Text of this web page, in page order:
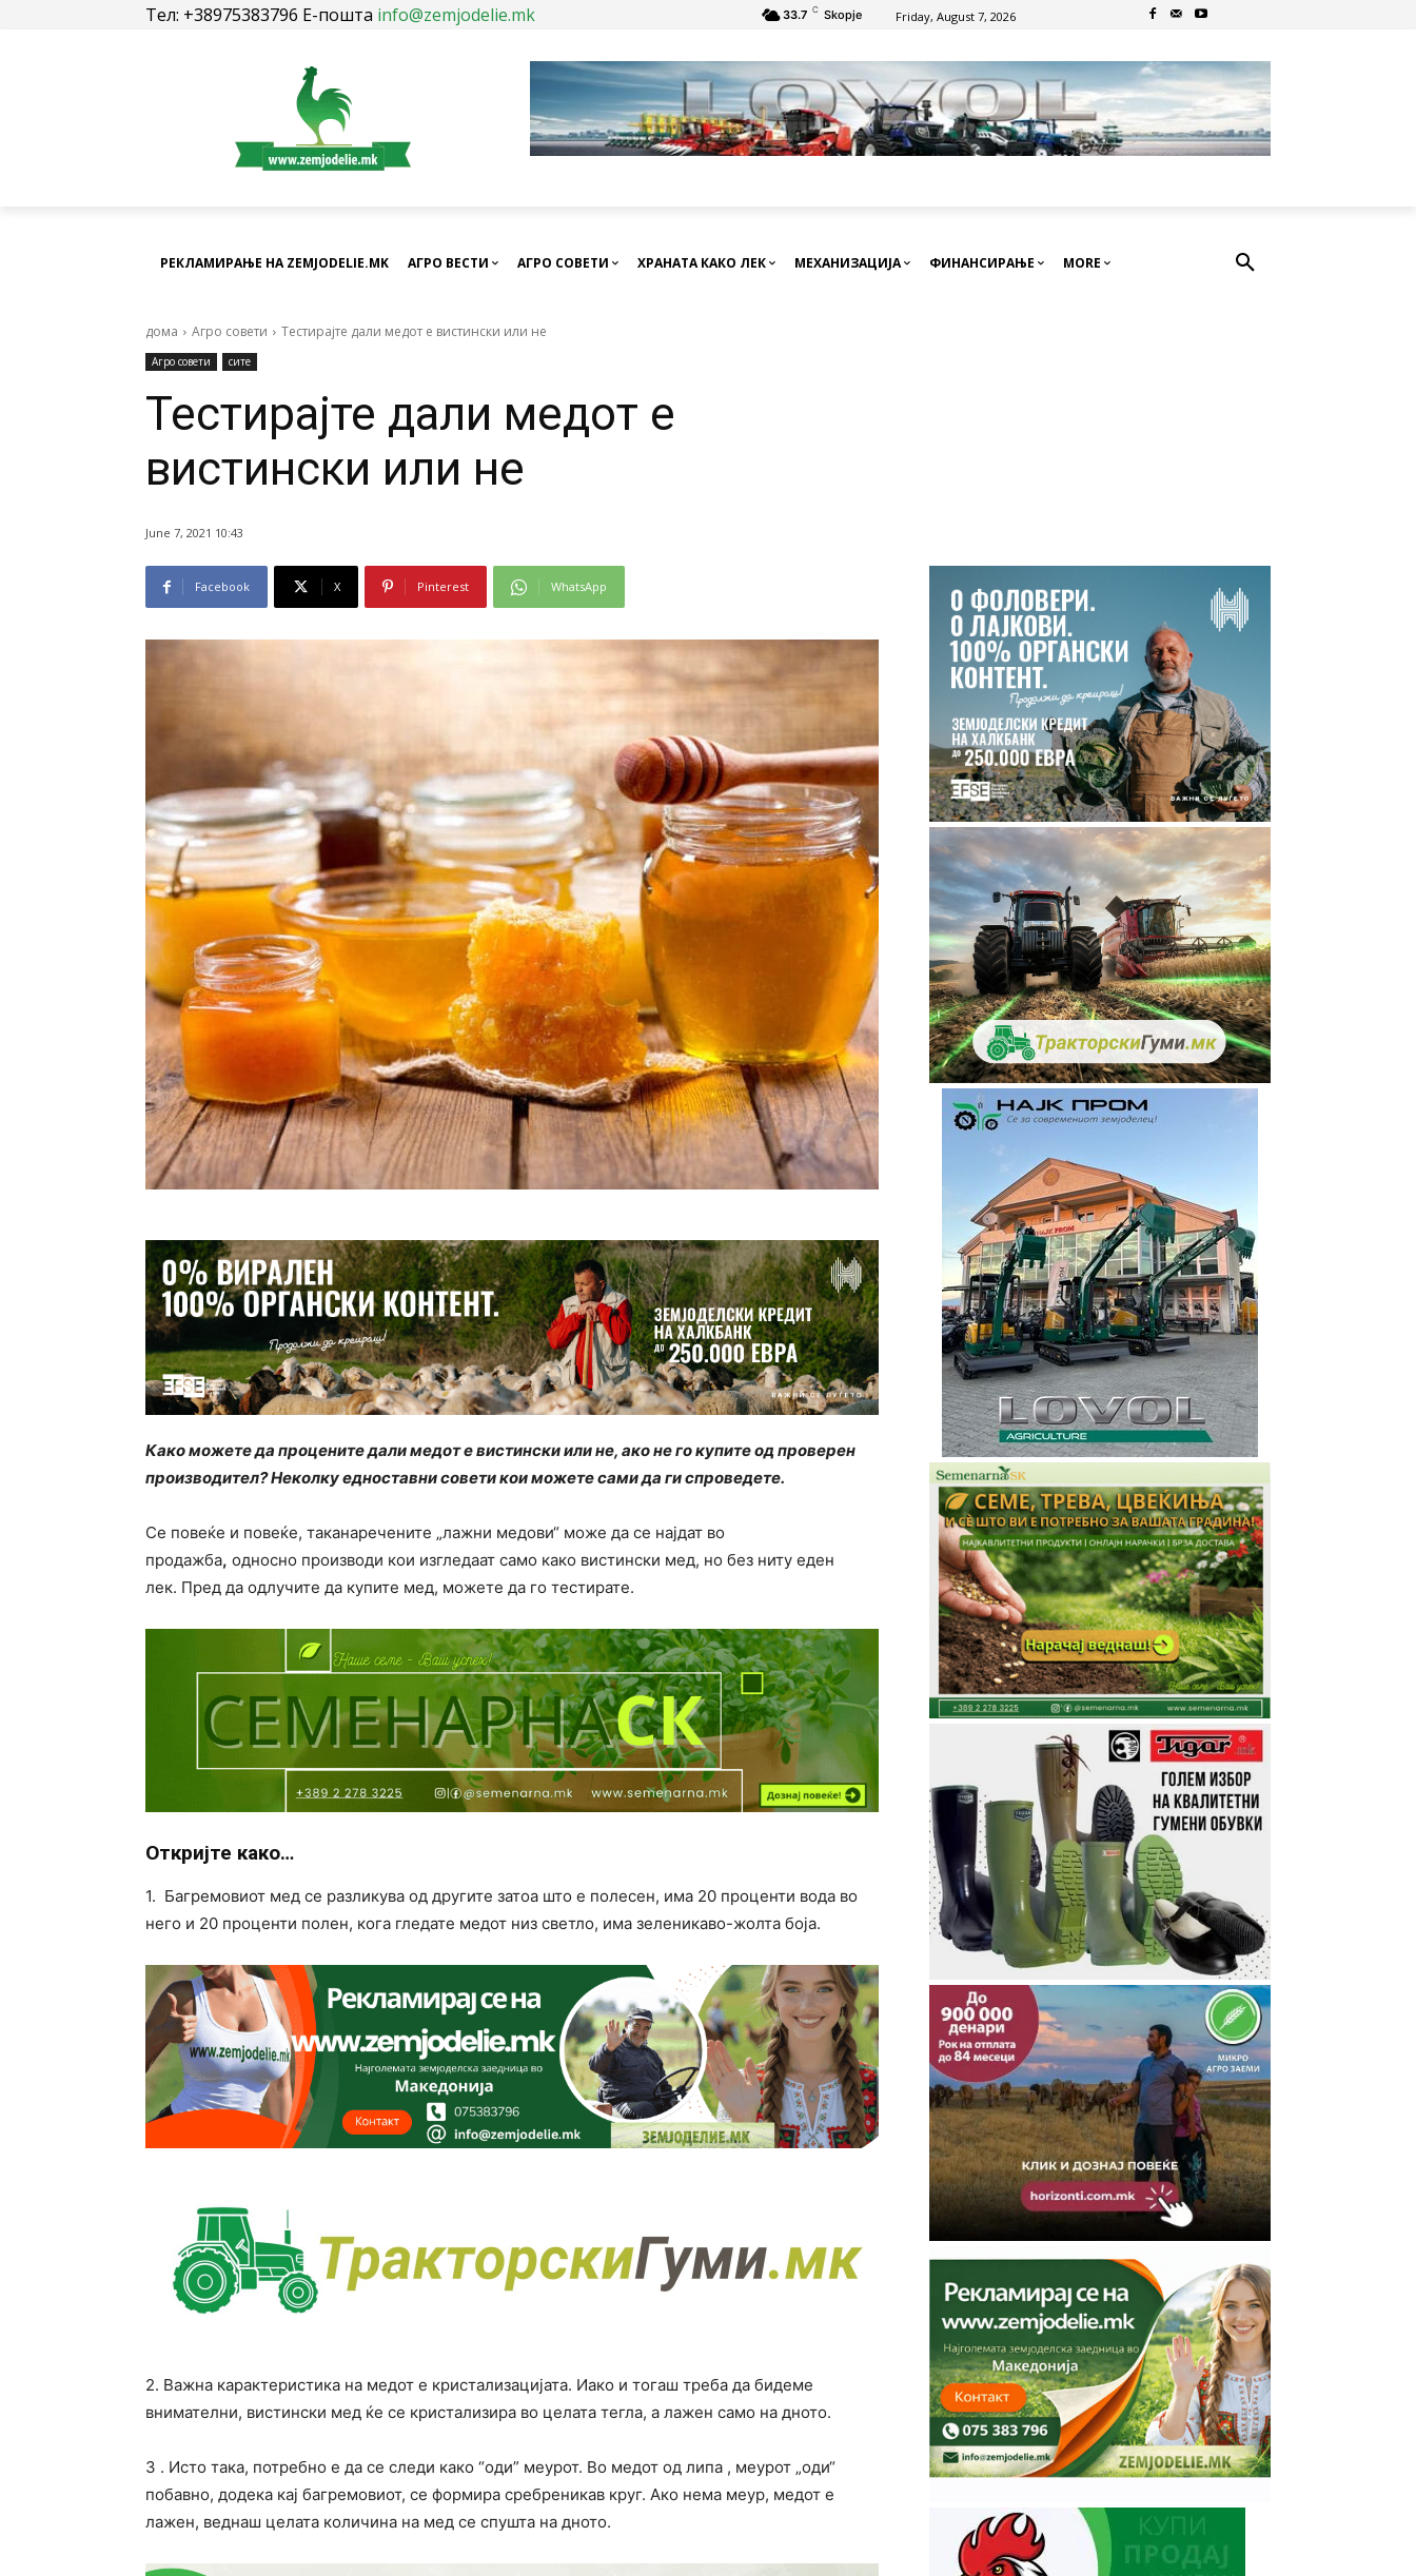
Тел: +38975383796 Е-пошта info@zemjodelie.mk 33.7 C Skopje Friday, August 7, 2026
РЕКЛАМИРАЊЕ НА ZEMJODELIE.MK АГРО ВЕСТИ АГРО СОВЕТИ ХРАНАТА КАКО ЛЕК МЕХАНИЗАЦИЈА ФИНАНСИРАЊЕ MORE
дома Агро совети Тестирајте дали медот е вистински или не
Агро совети сите
Тестирајте дали медот е
вистински или не
June 7, 2021 10:43
Facebook X Pinterest WhatsApp
Како можете да процените дали медот е вистински или не, ако не го купите од проверен
производител? Неколку едноставни совети кои можете сами да ги спроведете.
Се повеќе и повеќе, таканаречените „лажни медови“ може да се најдат во
продажба, односно производи кои изгледаат само како вистински мед, но без ниту еден
лек. Пред да одлучите да купите мед, можете да го тестирате.
Откријте како…
1. Багремовиот мед се разликува од другите затоа што е полесен, има 20 проценти вода во
него и 20 проценти полен, кога гледате медот низ светло, има зеленикаво-жолта боја.
2. Важна карактеристика на медот е кристализацијата. Иако и тогаш треба да бидеме
внимателни, вистински мед ќе се кристализира во целата тегла, а лажен само на дното.
3 . Исто така, потребно е да се следи како “оди” меурот. Во медот од липа , меурот „оди“
побавно, додека кај багремовиот, се формира сребреникав круг. Ако нема меур, медот е
лажен, веднаш целата количина на мед се спушта на дното.